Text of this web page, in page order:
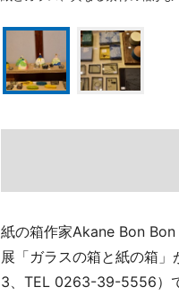
紙の箱作家Akane Bon
展「ガラスの箱と紙の箱
3、TEL 0263-39-5556）